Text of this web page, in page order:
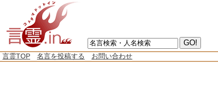
言霊TOP 名言を投稿する お問い合わせ